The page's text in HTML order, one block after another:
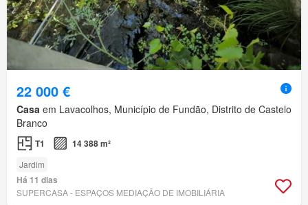
22 000 €
Casa em Lavacolhos, Município de Fundão, Distrito de Castelo
Branco
T1 14 388 m²
Jardim
Há 11 dias
SUPERCASA - ESPAÇOS MEDIAÇÃO DE IMOBILIÁRIA